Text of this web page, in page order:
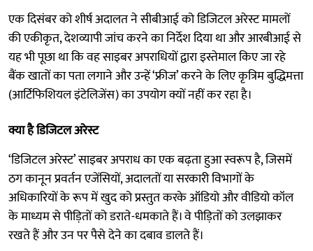
एक दिसंबर को शीर्ष अदालत ने सीबीआई को डिजिटल अरेस्ट मामलों
की एकीकृत, देशव्यापी जांच करने का निर्देश दिया था और आरबीआई से
यह भी पूछा था कि वह साइबर अपराधियों द्वारा इस्तेमाल किए जा रहे
बैंक खातों का पता लगाने और उन्हें ‘फ्रीज’ करने के लिए कृत्रिम बुद्धिमत्ता
(आर्टिफिशियल इंटेलिजेंस) का उपयोग क्यों नहीं कर रहा है।
क्या है डिजिटल अरेस्ट
‘डिजिटल अरेस्ट’ साइबर अपराध का एक बढ़ता हुआ स्वरूप है, जिसमें
ठग कानून प्रवर्तन एजेंसियों, अदालतों या सरकारी विभागों के
अधिकारियों के रूप में खुद को प्रस्तुत करके ऑडियो और वीडियो कॉल
के माध्यम से पीड़ितों को डराते-धमकाते हैं। वे पीड़ितों को उलझाकर
रखते हैं और उन पर पैसे देने का दबाव डालते हैं।